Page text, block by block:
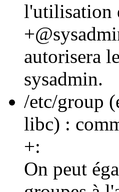
l'utilisation
autorisera
sysadmin.
/etc/group
libc) :
+:
On peut